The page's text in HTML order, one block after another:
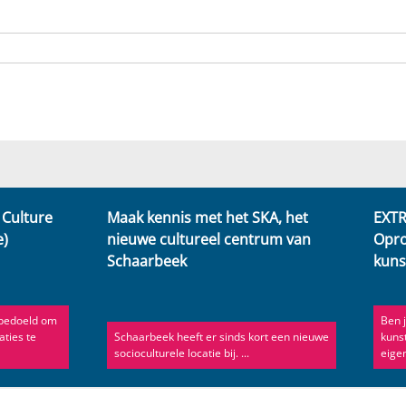
om
te
Maak kennis met het SKA, het
nieuwe cultureel centrum van
Schaarbeek
Schaarbeek heeft er sinds kort een nieuwe
socioculturele locatie bij. ...
Ben